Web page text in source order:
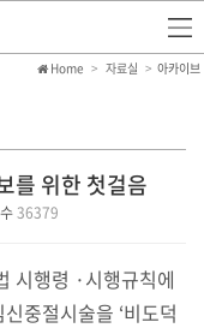
Home 자료실 아카이브
를 위한 첫걸음
36379
시행령 ·시행규칙에
중절시술을 ‘비도덕